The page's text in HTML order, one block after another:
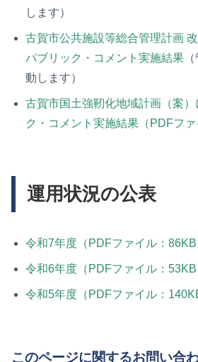
します）
古賀市公共施設等総合管理計画
パブリック・コメント実施結果
動します）
古賀市国土強靭化地域計画（案
ク・コメント実施結果（PDFファ
運用状況の公表
令和7年度（PDFファイル：86KB
令和6年度（PDFファイル：53KB
令和5年度（PDFファイル：
このページに関するお問い合